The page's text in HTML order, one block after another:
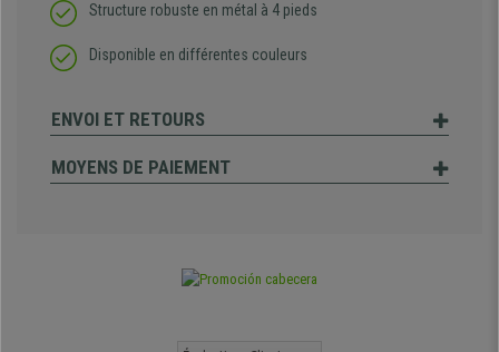
Structure robuste en métal à 4 pieds
Disponible en différentes couleurs
ENVOI ET RETOURS
MOYENS DE PAIEMENT